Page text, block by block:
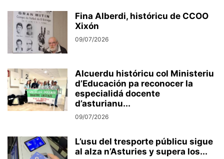
Fina Alberdi, históricu de CCOO
Xixón
09/07/2026
Alcuerdu históricu col Ministeriu
d’Educación pa reconocer la
especialidá docente
d’asturianu...
09/07/2026
L’usu del tresporte públicu sigue
al alza n’Asturies y supera los...